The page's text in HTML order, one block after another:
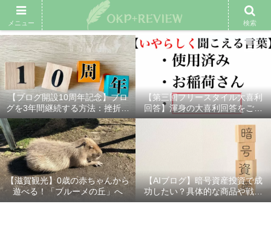
雑記ブログ プロフィール 余興動画 ベスト大喜利 スポ
【ブログ開設10周年記念】ブロ
グを3年間継続する方法：挫折し
ないための7つの秘訣
【第三回フリースタイル大喜利
回答】渾身の大喜利回答をご紹
介！
【滋賀観光】0歳の赤ちゃんから
遊べる！「ブルーメの丘」へ
【AIブログ】暗号資産投資で成
功したい？具体的な商品や戦略
を分かりやすく解説！
メニュー 検索